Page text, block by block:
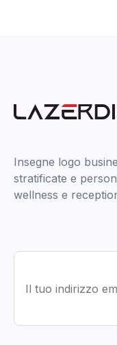
Insegne logo
stratificate e
wellness e